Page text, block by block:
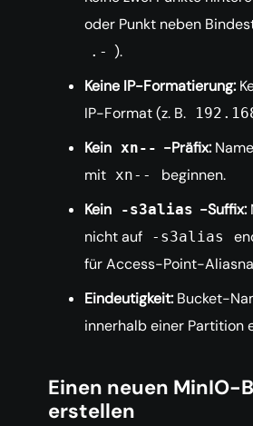
oder Punkt neben
.- ).
Keine IP-Formatierung:
IP-Format (z. B.
Kein xn-- -Präfix:
mit xn--
beginnen.
Kein
-s3alias -Suffix:
nicht auf
-s3alias
für Access-Point-
Eindeutigkeit: Bucket-
innerhalb einer Partition
Einen neuen MinIO-
erstellen